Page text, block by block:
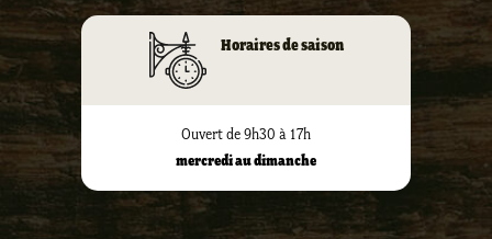
Horaires de saison
Ouvert de 9h30 à 17h
mercredi au dimanche